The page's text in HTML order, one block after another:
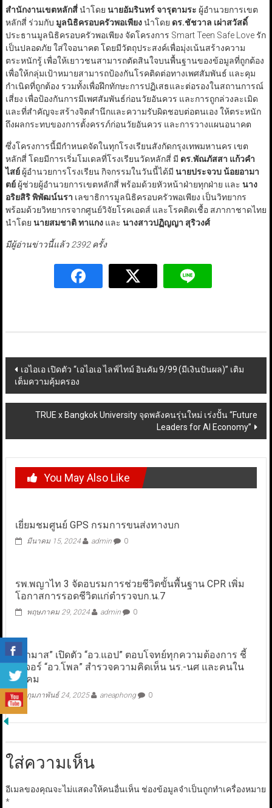
สำนักงานเขตหลักสี่นำโดย นายอัมรินทร์ จารุตามระ ผู้อำนวยการเขต
หลักสี่ ร่วมกับ มูลนิธิครอบครัวพอเพียงนำโดย ดร.ชัชวาล เผ่าสวัสดิ์
ประธานมูลนิธิครอบครัวพอเพียง จัดโครงการ Smart Teen Safe Love รัก
เป็นปลอดภัย ใส่ใจอนาคต โดยมีวัตถุประสงค์เพื่อมุ่งเน้นสร้างความ
ตระหนักรู้ เพื่อให้เยาวชนสามารถตัดสินใจบนพื้นฐานของข้อมูลที่ถูกต้อง
เพื่อให้กลุ่มเป้าหมายสามารถป้องกันโรคติดต่อทางเพศสัมพันธ์ และคุม
กำเนิดที่ถูกต้อง รวมทั้งเพื่อฝึกทักษะการปฏิเสธและต่อรองในสถานการณ์
เสี่ยง เพื่อป้องกันการมีเพศสัมพันธ์ก่อนวัยอันควร และการถูกล่วงละเมิด
และที่สำคัญจะสร้างจิตสำนึกและความรับผิดชอบต่อตนเอง ให้ตระหนัก
ถึงผลกระทบของการตั้งครรภ์ก่อนวัยอันควร และการวางแผนอนาคต
ซึ่งโครงการนี้มีกำหนดจัดในทุกโรงเรียนสังกัดกรุงเทพมหานคร เขต
หลักสี่ โดยมีการเริ่มโมเดลที่โรงเรียนวัดหลักสี่ มี ดร.พัณภัสสา แก้วคำ
ไสย์ผู้อำนวยการโรงเรียน กิจกรรมในวันนี้ได้มี นายประจวบ น้อยอามา
ตย์ผู้ช่วยผู้อำนวยการเขตหลักสี่ พร้อมด้วยหัวหน้าฝ่ายทุกฝ่าย และ นาง
อริยสิริ พิพัฒน์นรา เลขาธิการมูลนิธิครอบครัวพอเพียง เป็นวิทยากร
พร้อมด้วยวิทยากรจากศูนย์วิจัยโรคเอดส์ และโรคติดเชื้อ สภากาชาดไทย
นำโดย นายสมชาติ ทาแกงและ นางสาวปฏิญญา สุริวงศ์
มีผู้อ่านข่าวนี้แล้ว 2392 ครั้ง
Post
navigation
เอไอเอ เปิดตัว “เอไอเอ ไลฟ์ไทม์ อินคัม 9/99 (มีเงินปันผล)” เติม
เต็มความคุ้มครอง
TRUE x Bangkok University จุดพลังคนรุ่นใหม่ เร่งปั้น “Future
Leaders for AI Economy”
You May Also Like
เยี่ยมชมศูนย์ GPS กรมการขนส่งทางบก
มีนาคม 15, 2024 admin 0
รพ.พญาไท 3 จัดอบรมการช่วยชีวิตขั้นพื้นฐาน CPR เพิ่ม
โอกาสการรอดชีวิตแก่ตำรวจบก.น.7
พฤษภาคม 29, 2024 admin 0
“ศุภมาส” เปิดตัว “อว.แอป” ตอบโจทย์ทุกความต้องการ ชี้
ฟีเจอร์ “อว.โพล” สำรวจความคิดเห็น นร.-นศ และคนใน
สังคม
กุมภาพันธ์ 24, 2025 aneaphong 0
ใส่ความเห็น
อีเมลของคุณจะไม่แสดงให้คนอื่นเห็น ช่องข้อมูลจำเป็นถูกทำเครื่องหมาย
*